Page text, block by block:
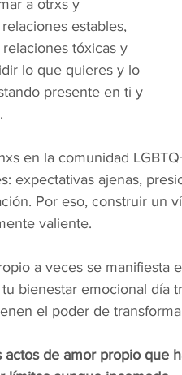
a otrxs y
estables,
tóxicas y
lo que quieres y lo
presente en ti y
en la comunidad
expectativas ajenas,
Por eso, construir un
valiente.
a veces se manifiesta
bienestar emocional día
el poder de
actos de amor propio que